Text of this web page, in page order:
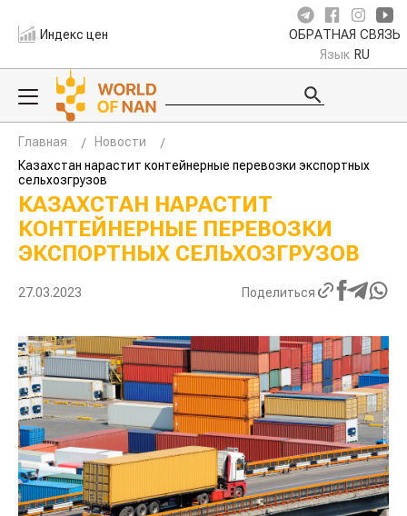
Индекс цен ОБРАТНАЯ СВЯЗЬ
Язык RU
Главная
Новости
Казахстан нарастит контейнерные перевозки экспортных
сельхозгрузов
КАЗАХСТАН НАРАСТИТ
КОНТЕЙНЕРНЫЕ ПЕРЕВОЗКИ
ЭКСПОРТНЫХ СЕЛЬХОЗГРУЗОВ
27.03.2023 Поделиться